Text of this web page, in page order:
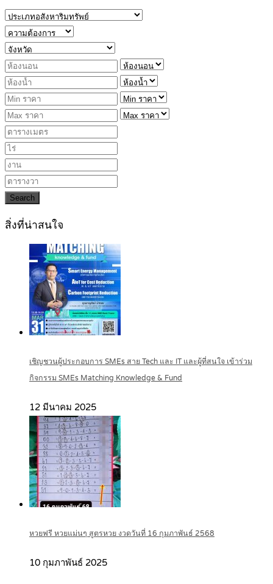
Search
สิ่งที่น่าสนใจ
เชิญชวนผู้ประกอบการ SMEs สาย Tech และ IT และผู้ที่สนใจ เข้าร่วม
กิจกรรม SMEs Matching Knowledge & Fund
12 มีนาคม 2025
หวยฟรี หวยแม่นๆ สูตรหวย งวดวันที่ 16 กุมภาพันธ์ 2568
10 กุมภาพันธ์ 2025